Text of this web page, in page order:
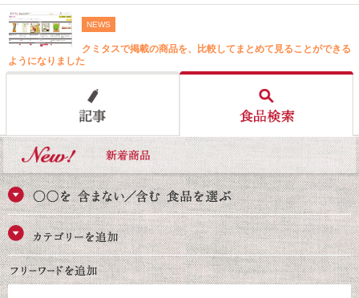
NEWS
クミタスで掲載の商品を、比較してまとめて見ることができる
ようになりました